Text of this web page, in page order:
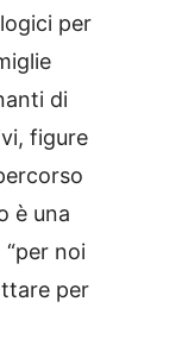
per
di
figure
è una
noi
per